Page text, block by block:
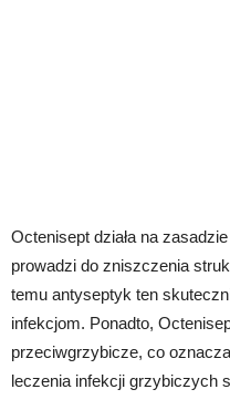
Octenisept działa na
prowadzi do zniszczenia
temu antyseptyk ten
infekcjom. Ponadto,
przeciwgrzybicze, co
leczenia infekcji grzybiczych